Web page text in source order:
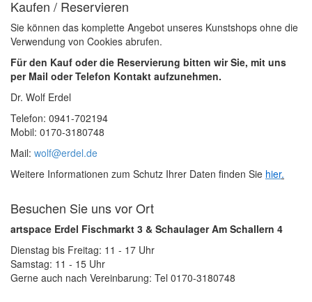
Kaufen / Reservieren
Sie können das komplette Angebot unseres Kunstshops ohne die
Verwendung von Cookies abrufen.
Für den Kauf oder die Reservierung bitten wir Sie, mit uns
per Mail oder Telefon Kontakt aufzunehmen.
Dr. Wolf Erdel
Telefon: 0941-702194
Mobil: 0170-3180748
Mail: wolf@erdel.de
Weitere Informationen zum Schutz Ihrer Daten finden Sie hier.
Besuchen Sie uns vor Ort
artspace Erdel Fischmarkt 3 & Schaulager Am Schallern 4
Dienstag bis Freitag: 11 - 17 Uhr
Samstag: 11 - 15 Uhr
Gerne auch nach Vereinbarung: Tel 0170-3180748